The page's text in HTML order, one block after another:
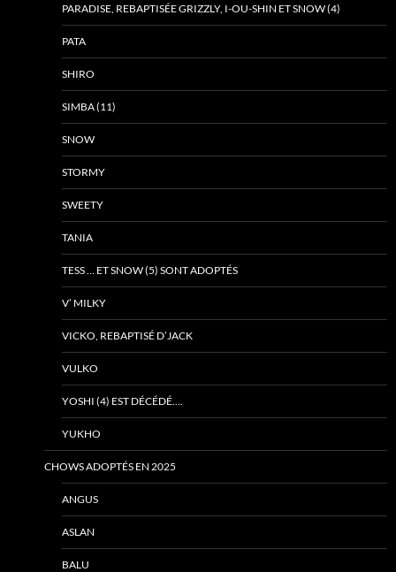
PARADISE, REBAPTISÉE GRIZZLY, I-OU-SHIN ET SNOW (4)
PATA
SHIRO
SIMBA (11)
SNOW
STORMY
SWEETY
TANIA
TESS … ET SNOW (5) SONT ADOPTÉS
V’ MILKY
VICKO, REBAPTISÉ D’JACK
VULKO
YOSHI (4) EST DÉCÉDÉ….
YUKHO
CHOWS ADOPTÉS EN 2025
ANGUS
ASLAN
BALU